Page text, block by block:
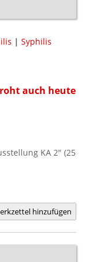
| Syphilis
auch heute
KA 2" (25
hinzufügen